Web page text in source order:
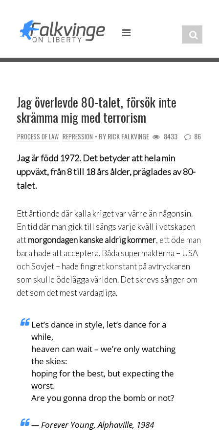
content
Jag överlevde 80-talet, försök inte
skrämma mig med terrorism
PROCESS OF LAW REPRESSION • BYRICK FALKVINGE 8433 86
Jag är född 1972. Det betyder att hela min
uppväxt, från 8 till 18 års ålder, präglades av 80-
talet.
Ett årtionde där kalla kriget var värre än någonsin.
En tid där man gick till sängs varje kväll i vetskapen
attmorgondagen kanske aldrig kommer, ett öde man
bara hade att acceptera. Båda supermakterna – USA
och Sovjet – hade fingret konstant på avtryckaren
som skulle ödelägga världen. Det skrevs sånger om
det som det mest vardagliga.
Let’s dance in style, let’s dance for a
while,
heaven can wait – we’re only watching
the skies:
hoping for the best, but expecting the
worst.
Are you gonna drop the bomb or not?
— Forever Young, Alphaville, 1984